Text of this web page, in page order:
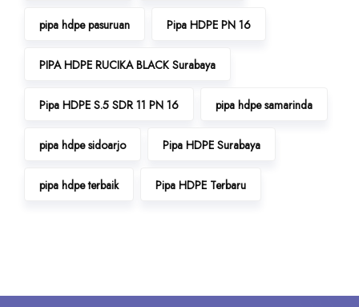
pipa hdpe pasuruan Pipa HDPE PN 16
PIPA HDPE RUCIKA BLACK Surabaya
Pipa HDPE S.5 SDR 11 PN 16 pipa hdpe samarinda
pipa hdpe sidoarjo Pipa HDPE Surabaya
pipa hdpe terbaik Pipa HDPE Terbaru